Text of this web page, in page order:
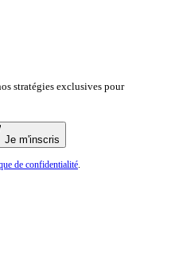
stratégies exclusives pour
Je m'inscris
de confidentialité